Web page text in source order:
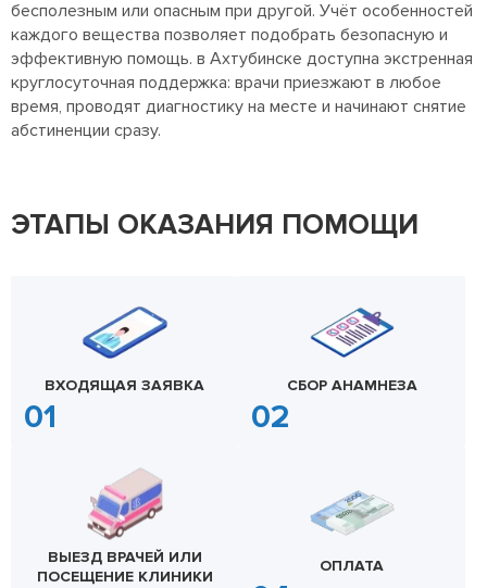
бесполезным или опасным при другой. Учёт особенностей
каждого вещества позволяет подобрать безопасную и
эффективную помощь. в Ахтубинске доступна экстренная
круглосуточная поддержка: врачи приезжают в любое
время, проводят диагностику на месте и начинают снятие
абстиненции сразу.
ЭТАПЫ ОКАЗАНИЯ ПОМОЩИ
ВХОДЯЩАЯ ЗАЯВКА СБОР АНАМНЕЗА
ВЫЕЗД ВРАЧЕЙ ИЛИ
ПОСЕЩЕНИЕ КЛИНИКИ
ОПЛАТА